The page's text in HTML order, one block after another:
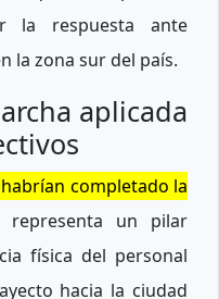
la respuesta ante
la zona sur del país.
aplicada
completado la
un pilar
física del personal
hacia la ciudad